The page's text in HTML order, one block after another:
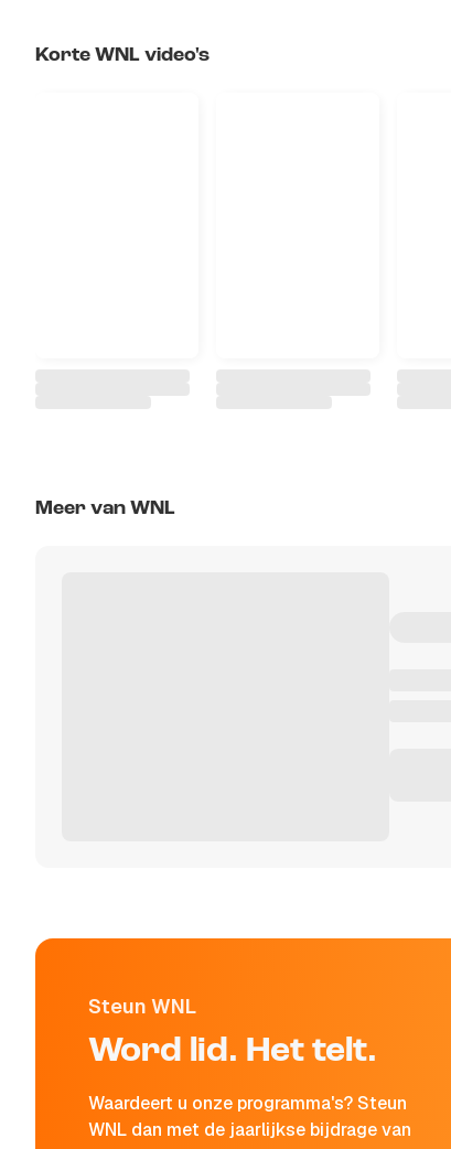
Korte WNL video's
Meer van WNL
Steun WNL
Word lid. Het telt.
Waardeert u onze programma's? Steun
WNL dan met de jaarlijkse bijdrage van